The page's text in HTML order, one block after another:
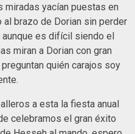
miradas yacían puestas en
brazo de Dorian sin perder
aunque es difícil siendo el
miran a Dorian con gran
quién carajos soy
a esta la fiesta anual
celebramos el gran éxito